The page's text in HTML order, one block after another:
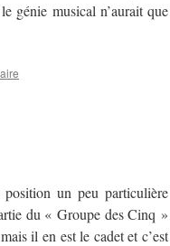
génie musical n’aurait que
un peu particulière
du « Groupe des Cinq »
il en est le cadet et c’est